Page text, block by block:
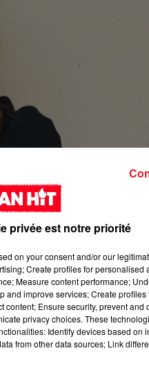
s'exprime enfin sur la
Giulia Sarkozy, la
son compte TikTok
mère, Carla Bruni, qui a
à ses vidéos
privée est notre priorité
on your consent and/or our
Create profiles for personalised
Measure content performance;
and improve services; Create
Ensure security, prevent and
privacy choices. These
Identify devices based on
from other data sources; Link